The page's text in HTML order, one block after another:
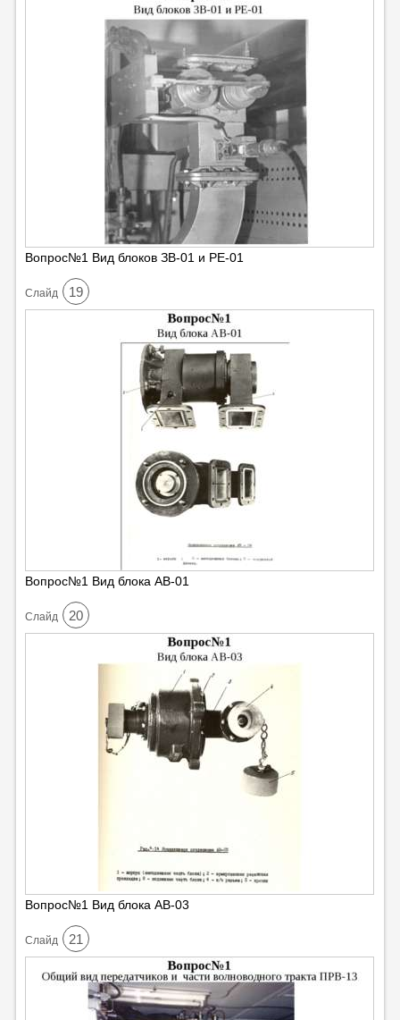
Вопрос№1 Вид блоков ЗВ-01 и РЕ-01
Cлайд 19
Вопрос№1 Вид блока АВ-01
Cлайд 20
Вопрос№1 Вид блока АВ-03
Cлайд 21